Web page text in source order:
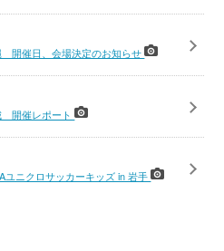
開催日、会場決定のお知らせ
開催レポート
ユニクロサッカーキッズ in 岩手